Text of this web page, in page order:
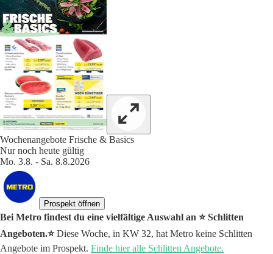
Wochenangebote Frische & Basics
Nur noch heute gültig
Mo. 3.8. - Sa. 8.8.2026
Prospekt öffnen
Bei Metro findest du eine vielfältige Auswahl an ⭐️ Schlitten
Angeboten.⭐️Diese Woche, in KW 32, hat Metro keine Schlitten
Angebote im Prospekt. Finde hier alle Schlitten Angebote.